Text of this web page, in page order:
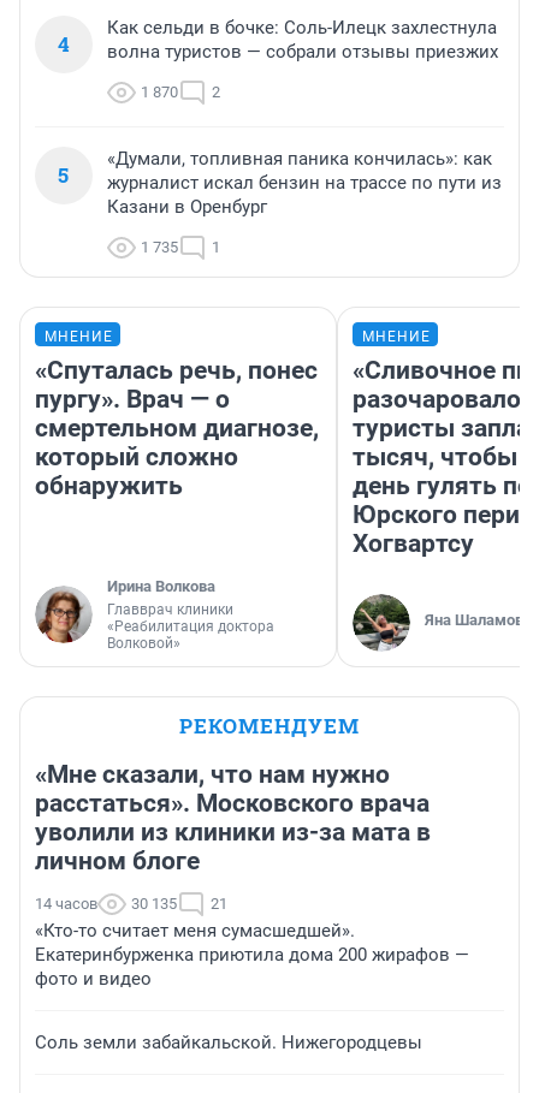
4
Как сельди в бочке: Соль-Илецк захлестнула
волна туристов — собрали отзывы приезжих
1 870 2
5
«Думали, топливная паника кончилась»: как
журналист искал бензин на трассе по пути из
Казани в Оренбург
1 735 1
МНЕНИЕ
«Спуталась речь, понес
пургу». Врач — о
смертельном диагнозе,
который сложно
обнаружить
Ирина Волкова
Главврач клиники
«Реабилитация доктора
Волковой»
МНЕНИЕ
«Сливочное
разочаровало»:
туристы
тысяч, чтобы
день гулять по
Юрского
Хогвартсу
Яна Шаламова
РЕКОМЕНДУЕМ
«Мне сказали, что нам нужно
расстаться». Московского врача
уволили из клиники из-за мата в
личном блоге
14 часов 30 135 21
«Кто-то считает меня сумасшедшей».
Екатеринбурженка приютила дома 200 жирафов —
фото и видео
Соль земли забайкальской. Нижегородцевы